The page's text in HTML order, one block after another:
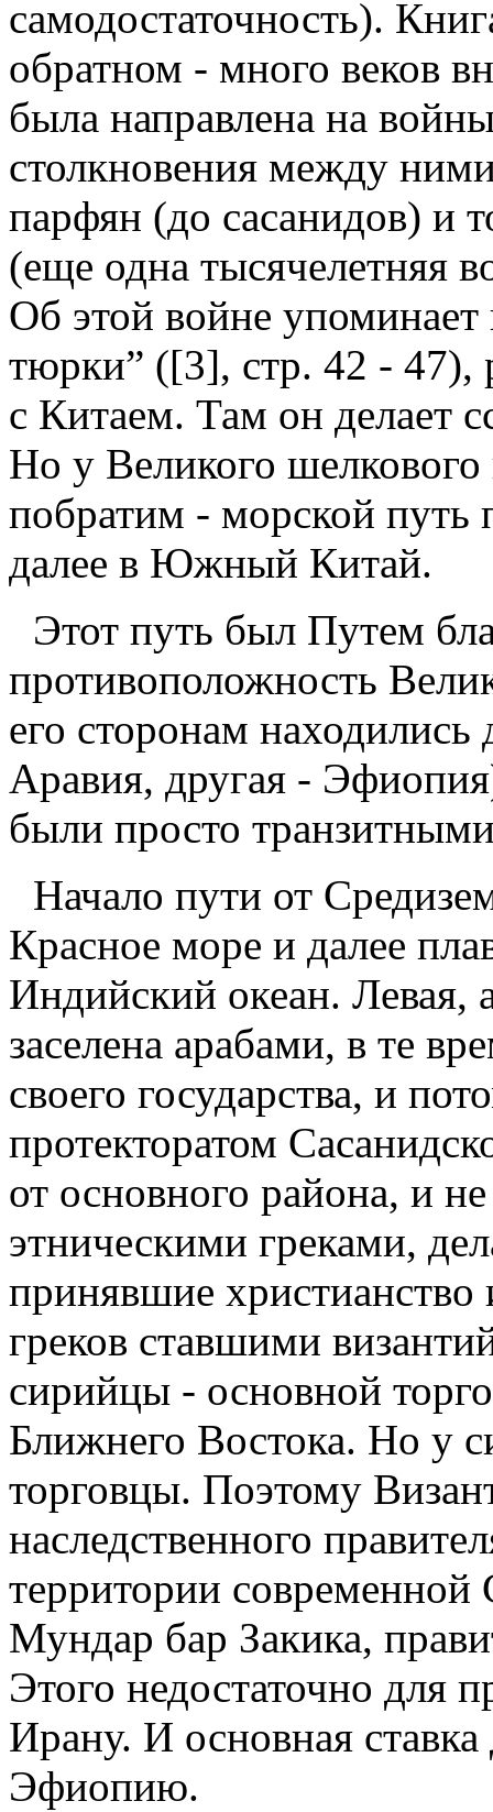
самодостаточность).
обратном - много веков
была направлена на
столкновения между
парфян (до сасанидов) и
(еще одна тысячелетняя
Об этой войне
тюрки” ([3], стр. 42 - 47),
с Китаем. Там он делает
Но у Великого
побратим - морской
далее в Южный Китай.
Этот путь был Путем
противоположность
его сторонам
Аравия, другая -
были просто
Начало пути от
Красное море и далее
Индийский океан. Левая,
заселена арабами, в те
своего государства, и
протекторатом
от основного района, и
этническими греками,
принявшие
греков ставшими
сирийцы - основной
Ближнего Востока. Но у
торговцы. Поэтому
наследственного
территории
Мундар бар Закика,
Этого недостаточно для
Ирану. И основная
Эфиопию.